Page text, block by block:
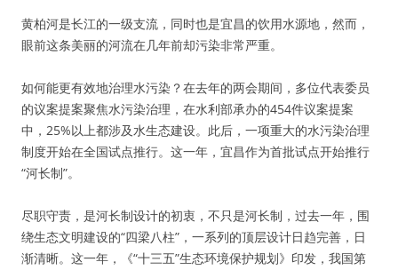
黄柏河是长江的一级支流，同时也是宜昌的饮用水源地，然而，
眼前这条美丽的河流在几年前却污染非常严重。
如何能更有效地治理水污染？在去年的两会期间，多位代表委员
的议案提案聚焦水污染治理，在水利部承办的454件议案提案
中，25%以上都涉及水生态建设。此后，一项重大的水污染治理
制度开始在全国试点推行。这一年，宜昌作为首批试点开始推行
“河长制”。
尽职守责，是河长制设计的初衷，不只是河长制，过去一年，围
绕生态文明建设的“四梁八柱”，一系列的顶层设计日趋完善，日
渐清晰。这一年，《“十三五”生态环境保护规划》印发，我国第